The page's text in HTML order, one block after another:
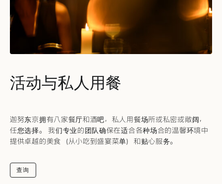
活动与私人用餐
迦努东京拥有八家餐厅和酒吧，私人用餐场所或私密或敞阔，
任您选择。 我们专业的团队确保在适合各种场合的温馨环境中
提供卓越的美食（从小吃到盛宴菜单）和贴心服务。
查询